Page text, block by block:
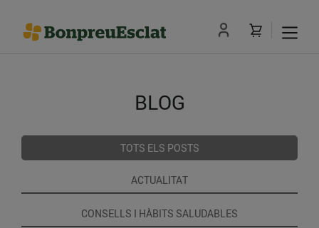
BLOG
TOTS ELS POSTS
ACTUALITAT
CONSELLS I HÀBITS SALUDABLES